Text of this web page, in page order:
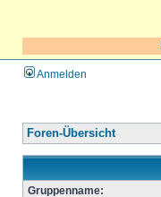
Anmelden
Foren-Übersicht
Gruppenname: